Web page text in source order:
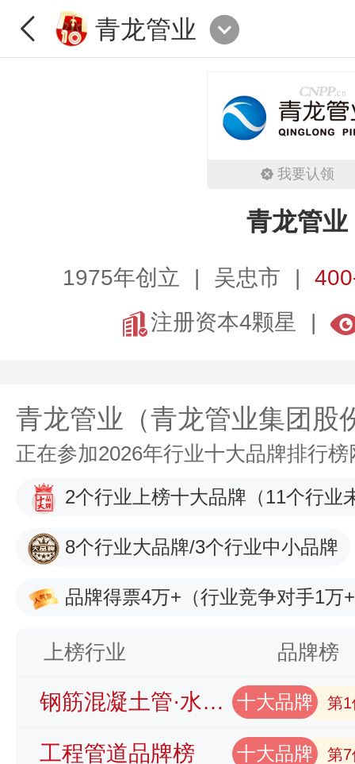
青龙管业
我要认领
青龙管业
1975年创立 吴忠市
注册资本4颗星
青龙管业（青龙管业集团股
正在参加2026年行业十大品牌排行
2个行业上榜十大品牌 （11个行业
8个行业大品牌/3个行业中小品牌
品牌得票4万+ （行业竞争对手1万
上榜行业 品牌榜
钢筋混凝土管·水泥管品牌榜 十大品牌 第1
工程管道品牌榜 十大品牌 第7